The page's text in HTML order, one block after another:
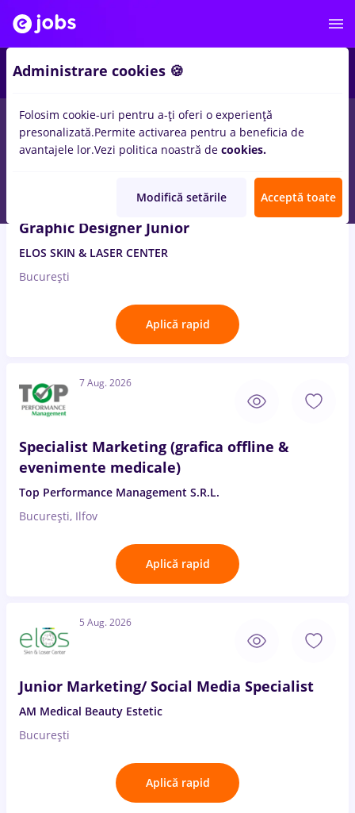
locuri de muncaeditare in Medicina / Sanatate
Graphic Designer Junior
ELOS SKIN & LASER CENTER
București
Aplică rapid
7 Aug. 2026
Specialist Marketing (grafica offline &
evenimente medicale)
Top Performance Management S.R.L.
București, Ilfov
Aplică rapid
5 Aug. 2026
Junior Marketing/ Social Media Specialist
AM Medical Beauty Estetic
București
Aplică rapid
Administrare cookies 🍪
Folosim cookie-uri pentru a-ți oferi o experiență
presonalizată.Permite activarea pentru a beneficia de
avantajele lor.Vezi politica noastră de cookies.
Modifică setările Acceptă toate